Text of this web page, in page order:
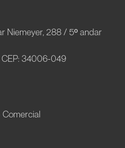
Niemeyer, 288 / 5º andar
34006-049